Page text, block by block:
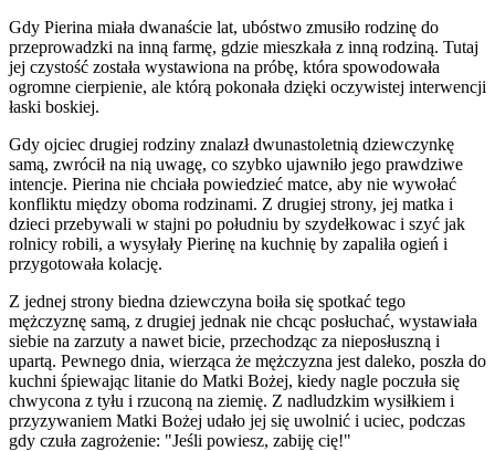
Gdy Pierina miała dwanaście lat, ubóstwo zmusiło rodzinę do
przeprowadzki na inną farmę, gdzie mieszkała z inną rodziną. Tutaj
jej czystość została wystawiona na próbę, która spowodowała
ogromne cierpienie, ale którą pokonała dzięki oczywistej interwencji
łaski boskiej.
Gdy ojciec drugiej rodziny znalazł dwunastoletnią dziewczynkę
samą, zwrócił na nią uwagę, co szybko ujawniło jego prawdziwe
intencje. Pierina nie chciała powiedzieć matce, aby nie wywołać
konfliktu między oboma rodzinami. Z drugiej strony, jej matka i
dzieci przebywali w stajni po południu by szydełkowac i szyć jak
rolnicy robili, a wysyłały Pierinę na kuchnię by zapaliła ogień i
przygotowała kolację.
Z jednej strony biedna dziewczyna boiła się spotkać tego
mężczyznę samą, z drugiej jednak nie chcąc posłuchać, wystawiała
siebie na zarzuty a nawet bicie, przechodząc za nieposłuszną i
upartą. Pewnego dnia, wierząca że mężczyzna jest daleko, poszła do
kuchni śpiewając litanie do Matki Bożej, kiedy nagle poczuła się
chwycona z tyłu i rzuconą na ziemię. Z nadludzkim wysiłkiem i
przyzywaniem Matki Bożej udało jej się uwolnić i uciec, podczas
gdy czuła zagrożenie: "Jeśli powiesz, zabiję cię!"